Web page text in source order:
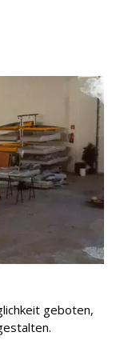
geboten,